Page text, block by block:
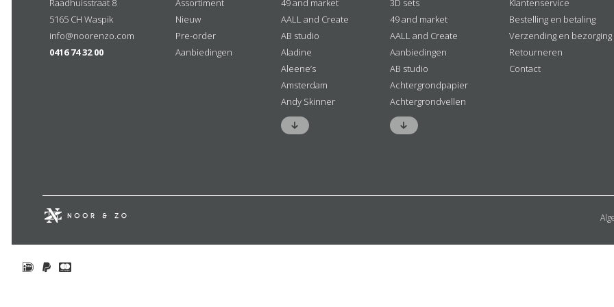
Raadhuisstraat 8
5165 CH Waspik
info@noorenzo.com
0416 74 32 00
Assortiment
Nieuw
Pre-order
Aanbiedingen
49 and market
AALL and Create
AB studio
Aladine
Aleene’s
Amsterdam
Andy Skinner
3D sets
49 and market
AALL and Create
Aanbiedingen
AB studio
Achtergrondpapier
Achtergrondvellen
Klantenservice
Bestelling en betaling
Verzending en bezorging
Retourneren
Contact